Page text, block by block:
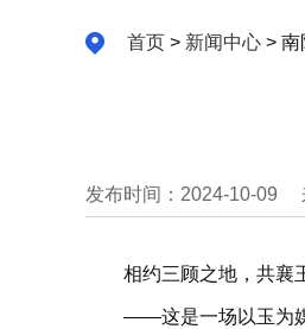
首页 > 新闻中心 > 南
发布时间：2024-10-09
相约三顾之地，共襄
——这是一场以玉为媒